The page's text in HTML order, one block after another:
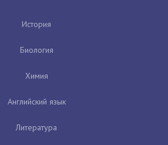
История
Биология
Химия
Английский язык
Литература